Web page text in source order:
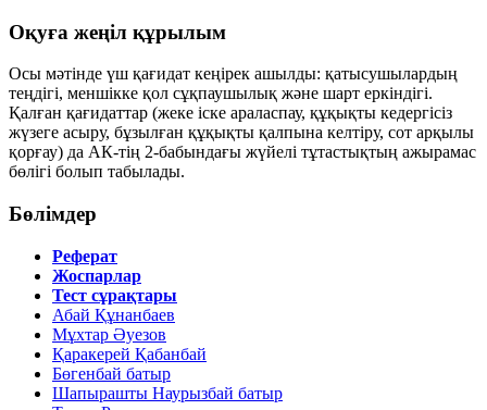
Оқуға жеңіл құрылым
Осы мәтінде үш қағидат кеңірек ашылды: қатысушылардың
теңдігі, меншікке қол сұқпаушылық және шарт еркіндігі.
Қалған қағидаттар (жеке іске араласпау, құқықты кедергісіз
жүзеге асыру, бұзылған құқықты қалпына келтіру, сот арқылы
қорғау) да АК-тің 2-бабындағы жүйелі тұтастықтың ажырамас
бөлігі болып табылады.
Бөлімдер
Реферат
Жоспарлар
Тест сұрақтары
Абай Құнанбаев
Мұхтар Әуезов
Қаракерей Қабанбай
Бөгенбай батыр
Шапырашты Наурызбай батыр